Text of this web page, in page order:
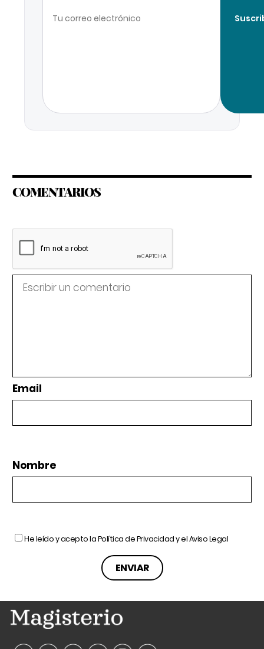
COMENTARIOS
Email
Nombre
He leído y acepto laPolítica de Privacidady elAviso Legal